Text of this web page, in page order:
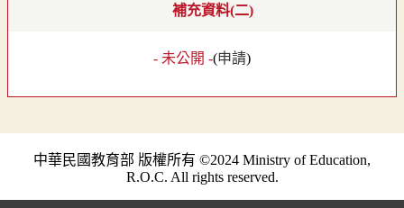
補充資料(二)
- 未公開 -(申請)
中華民國教育部 版權所有 ©2024 Ministry of Education,
R.O.C. All rights reserved.